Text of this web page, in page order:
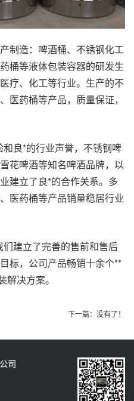
制造： 啤酒桶、 不锈钢化工
桶等液体包装容器的研发生
疗、化工等行业。生产的不
医药桶等产品，质量保证，
良*的行业声誉，不锈钢啤
花啤酒等知名啤酒品牌，以
建立了良*的合作关系。多
医药桶等产品销量稳居行业
建立了完善的售前和售后
标，公司产品畅销十余个**
决方案。
下一篇：没有了！
司